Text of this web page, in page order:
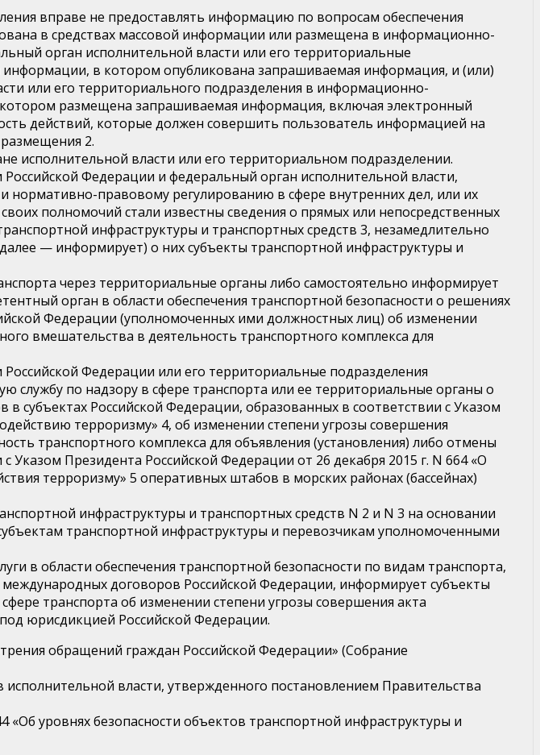
вправе не предоставлять информацию по вопросам обеспечения
в средствах массовой информации или размещена в информационно-
орган исполнительной власти или его территориальные
в котором опубликована запрашиваемая информация, и (или)
или его территориального подразделения в информационно-
размещена запрашиваемая информация, включая электронный
действий, которые должен совершить пользователь информацией на
2.
исполнительной власти или его территориальном подразделении.
Федерации и федеральный орган исполнительной власти,
правовому регулированию в сфере внутренних дел, или их
полномочий стали известны сведения о прямых или непосредственных
инфраструктуры и транспортных средств 3, незамедлительно
— информирует) о них субъекты транспортной инфраструктуры и
через территориальные органы либо самостоятельно информирует
орган в области обеспечения транспортной безопасности о решениях
Федерации (уполномоченных ими должностных лиц) об изменении
вмешательства в деятельность транспортного комплекса для
Федерации или его территориальные подразделения
по надзору в сфере транспорта или ее территориальные органы о
Российской Федерации, образованных в соответствии с Указом
терроризму» 4, об изменении степени угрозы совершения
транспортного комплекса для объявления (установления) либо отмены
Указом Президента Российской Федерации от 26 декабря 2015 г. N 664 «О
терроризму» 5 оперативных штабов в морских районах (бассейнах)
инфраструктуры и транспортных средств N 2 и N 3 на основании
транспортной инфраструктуры и перевозчикам уполномоченными
в области обеспечения транспортной безопасности по видам транспорта,
договоров Российской Федерации, информирует субъекты
транспорта об изменении степени угрозы совершения акта
юрисдикцией Российской Федерации.
обращений граждан Российской Федерации» (Собрание
власти, утвержденного постановлением Правительства
уровнях безопасности объектов транспортной инфраструктуры и